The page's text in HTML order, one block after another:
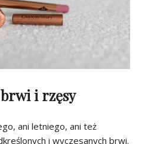
i rzęsy
ani letniego, ani też
i wyczesanych brwi.